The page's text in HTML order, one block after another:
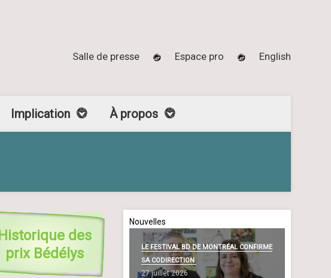
Salle de presse Espace pro English
Implication À propos
Historique des
prix Bédélys
Nouvelles
LE FESTIVAL BD DE MONTRÉAL CONFIRME
SA CODIRECTION
27 juillet 2026